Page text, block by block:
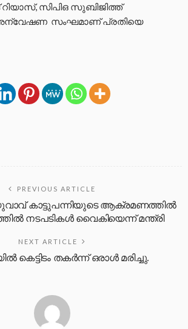
സിപിഒ സുബിജിത്ത്
അന്വേഷണ സംഘമാണ് പ്രതിയെ
PREVIOUS ARTICLE
കാട്ടുപന്നിയുടെ ആക്രമണത്തിൽ
നടപടികൾ വൈകിയെന്ന് മന്ത്രി
NEXT ARTICLE
കെട്ടിടം തകർന്ന് ഒരാൾ മരിച്ചു.